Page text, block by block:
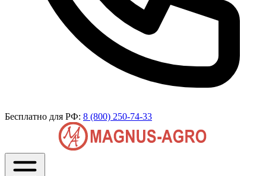
Бесплатно для РФ: 8 (800) 250-74-33